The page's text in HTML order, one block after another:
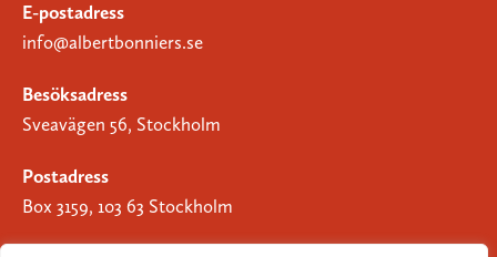
E-postadress
info@albertbonniers.se
Besöksadress
Sveavägen 56, Stockholm
Postadress
Box 3159, 103 63 Stockholm